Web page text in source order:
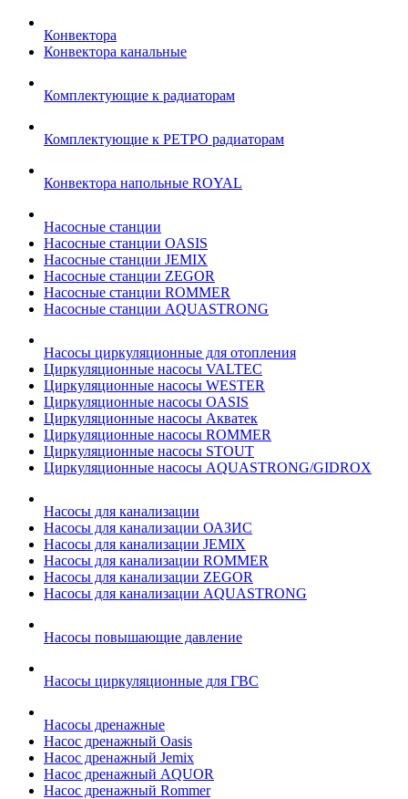
Конвектора
Конвектора канальные
Комплектующие к радиаторам
Комплектующие к РЕТРО радиаторам
Конвектора напольные ROYAL
Насосные станции
Насосные станции OASIS
Насосные станции JEMIX
Насосные станции ZEGOR
Насосные станции ROMMER
Насосные станции AQUASTRONG
Насосы циркуляционные для отопления
Циркуляционные насосы VALTEC
Циркуляционные насосы WESTER
Циркуляционные насосы OASIS
Циркуляционные насосы Акватек
Циркуляционные насосы ROMMER
Циркуляционные насосы STOUT
Циркуляционные насосы AQUASTRONG/GIDROX
Насосы для канализации
Насосы для канализации ОАЗИС
Насосы для канализации JEMIX
Насосы для канализации ROMMER
Насосы для канализации ZEGOR
Насосы для канализации AQUASTRONG
Насосы повышающие давление
Насосы циркуляционные для ГВС
Насосы дренажные
Насос дренажный Oasis
Насос дренажный Jemix
Насос дренажный AQUOR
Насос дренажный Rommer